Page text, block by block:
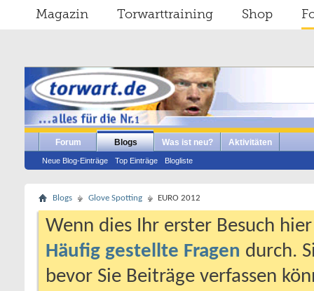
Magazin Torwarttraining Shop
Forum Blogs
Neue Blog-Einträge Top Einträge Blogliste
Was ist neu? Aktivitäten
Blogs Glove Spotting EURO 2012
Wenn dies Ihr erster Besuch
Häufig gestellte Fragen durch.
bevor Sie Beiträge verfassen